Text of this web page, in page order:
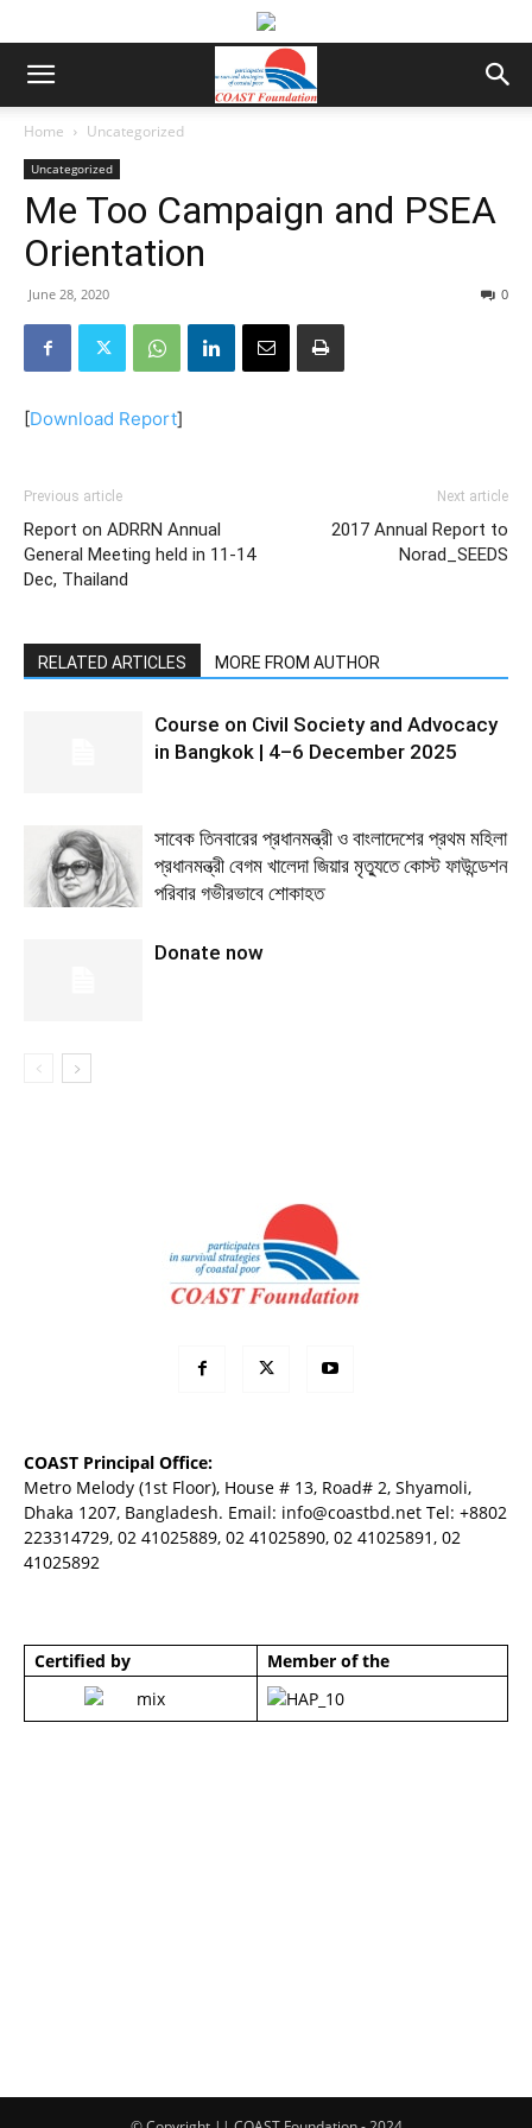
Home Uncategorized
Uncategorized
Me Too Campaign and PSEA
Orientation
June 28, 2020 0
[Download Report]
Previous article
Report on ADRRN Annual
General Meeting held in 11-14
Dec, Thailand
Next article
2017 Annual Report to
Norad_SEEDS
RELATED ARTICLES MORE FROM AUTHOR
Course on Civil Society and Advocacy
in Bangkok | 4–6 December 2025
সাবেক তিনবারের প্রধানমন্ত্রী ও বাংলাদেশের প্রথম মহিলা
প্রধানমন্ত্রী বেগম খালেদা জিয়ার মৃত্যুতে কোস্ট ফাউন্ডেশন
পরিবার গভীরভাবে শোকাহত
Donate now
COAST Principal Office:
Metro Melody (1st Floor), House # 13, Road# 2, Shyamoli,
Dhaka 1207, Bangladesh. Email: info@coastbd.net Tel: +8802
223314729, 02 41025889, 02 41025890, 02 41025891, 02
41025892
Certified by Member of the